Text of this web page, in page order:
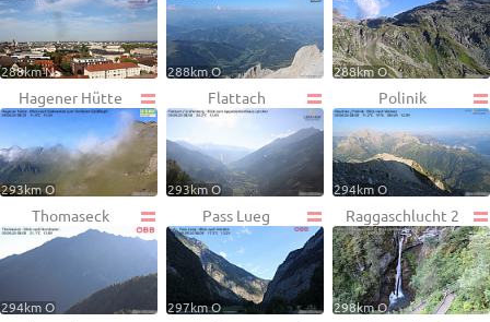
288km N 288km O 288km O
Hagener Hütte
293km O
Flattach
293km O
Polinik
294km O
Thomaseck
294km O
Pass Lueg
297km O
Raggaschlucht 2
298km O